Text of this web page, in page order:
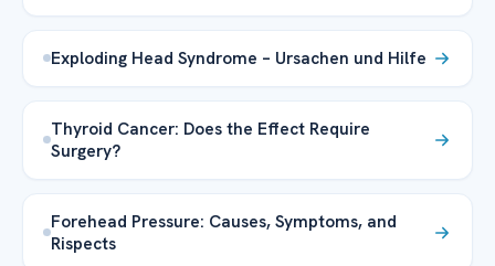
Exploding Head Syndrome – Ursachen und Hilfe
Thyroid Cancer: Does the Effect Require
Surgery?
Forehead Pressure: Causes, Symptoms, and
Rispects